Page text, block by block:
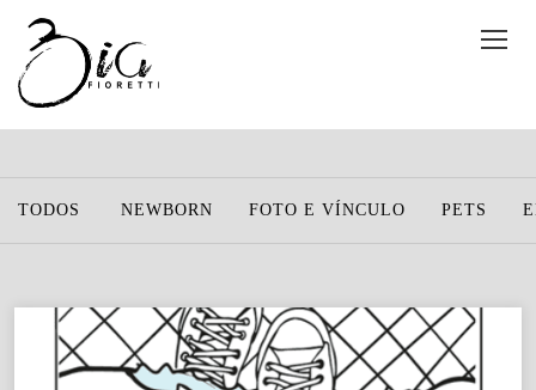
TODOS NEWBORN FOTO E VÍNCULO PETS